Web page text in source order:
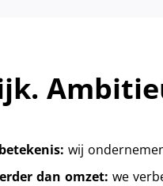
wij
dan omzet: we